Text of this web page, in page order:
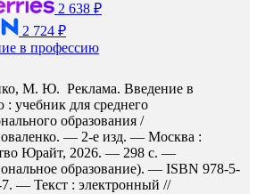
2 638 ₽
2 724 ₽
в профессию
М. Ю. Реклама. Введение в
: учебник для среднего
образования /
— 2-е изд. — Москва :
Юрайт, 2026. — 298 с. —
образование). — ISBN 978-5-
7. — Текст : электронный //